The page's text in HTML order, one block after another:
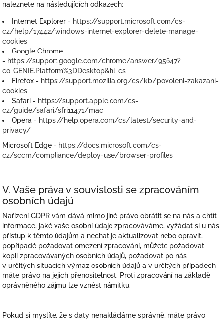
naleznete na následujících odkazech:
Internet Explorer - https://support.microsoft.com/cs-
cz/help/17442/windows-internet-explorer-delete-manage-
cookies
Google Chrome
- https://support.google.com/chrome/answer/95647?
co=GENIE.Platform%3DDesktop&hl=cs
Firefox - https://support.mozilla.org/cs/kb/povoleni-zakazani-
cookies
Safari - https://support.apple.com/cs-
cz/guide/safari/sfri11471/mac
Opera - https://help.opera.com/cs/latest/security-and-
privacy/
Microsoft Edge - https://docs.microsoft.com/cs-
cz/sccm/compliance/deploy-use/browser-profiles
V. Vaše práva v souvislosti se zpracováním
osobních údajů
Nařízení GDPR vám dává mimo jiné právo obrátit se na nás a chtít
informace, jaké vaše osobní údaje zpracováváme, vyžádat si u nás
přístup k těmto údajům a nechat je aktualizovat nebo opravit,
popřípadě požadovat omezení zpracování, můžete požadovat
kopii zpracovávaných osobních údajů, požadovat po nás
v určitých situacích výmaz osobních údajů a v určitých případech
máte právo na jejich přenositelnost. Proti zpracování na základě
oprávněného zájmu lze vznést námitku.
Pokud si myslíte, že s daty nenakládáme správně, máte právo